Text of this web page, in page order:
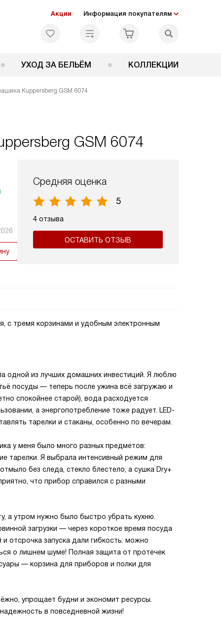
Акции Информация покупателям
УХОД ЗА БЕЛЬЁМ КОЛЛЕКЦИИ
Kuppersberg GSM 6074
GSM 6074
Средняя оценка
5
4 отзыва
ОСТАВИТЬ ОТЗЫВ
с тремя корзинами и удобным электронным
одной из лучших домашних инвестиций. Я люблю
посуды — теперь после ужина всё загружаю и
спокойнее старой), вода расходуется
а энергопотребление тоже радует. LED-
тарелки и стаканы, особенно по вечерам.
у меня было много разных предметов:
тарелки. Я выбрала интенсивный режим для
без следа, стекло блестело, а сушка Dry+
что прибор справился с разными
а утром нужно было быстро убрать кухню.
загрузки — через короткое время посуда
отсрочка запуска дали гибкость: можно
о лишнем шуме! Полная защита от протечек
— корзина для приборов и полки для
упрощает будни и экономит ресурсы.
в повседневной жизни!